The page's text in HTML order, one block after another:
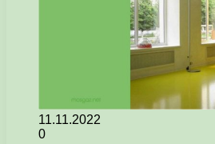
11.11.2022
0